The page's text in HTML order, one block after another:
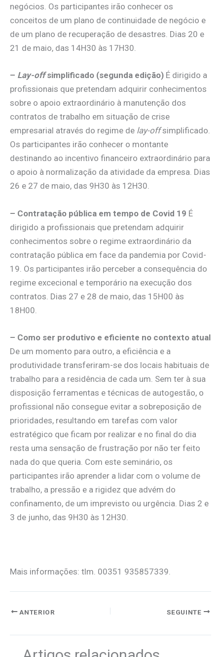
negócios. Os participantes irão conhecer os
conceitos de um plano de continuidade de negócio e
de um plano de recuperação de desastres. Dias 20 e
21 de maio, das 14H30 às 17H30.
– Lay-offsimplificado (segunda edição) É dirigido a
profissionais que pretendam adquirir conhecimentos
sobre o apoio extraordinário à manutenção dos
contratos de trabalho em situação de crise
empresarial através do regime de lay-offsimplificado.
Os participantes irão conhecer o montante
destinando ao incentivo financeiro extraordinário para
o apoio à normalização da atividade da empresa. Dias
26 e 27 de maio, das 9H30 às 12H30.
– Contratação pública em tempo de Covid 19 É
dirigido a profissionais que pretendam adquirir
conhecimentos sobre o regime extraordinário da
contratação pública em face da pandemia por Covid-
19. Os participantes irão perceber a consequência do
regime excecional e temporário na execução dos
contratos. Dias 27 e 28 de maio, das 15H00 às
18H00.
– Como ser produtivo e eficiente no contexto atual
De um momento para outro, a eficiência e a
produtividade transferiram-se dos locais habituais de
trabalho para a residência de cada um. Sem ter à sua
disposição ferramentas e técnicas de autogestão, o
profissional não consegue evitar a sobreposição de
prioridades, resultando em tarefas com valor
estratégico que ficam por realizar e no final do dia
resta uma sensação de frustração por não ter feito
nada do que queria. Com este seminário, os
participantes irão aprender a lidar com o volume de
trabalho, a pressão e a rigidez que advém do
confinamento, de um imprevisto ou urgência. Dias 2 e
3 de junho, das 9H30 às 12H30.
Mais informações: tlm. 00351 935857339.
ANTERIOR SEGUINTE